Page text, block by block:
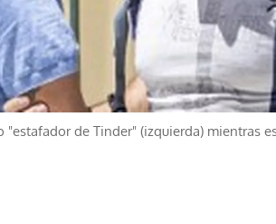
de Tinder" (izquierda) mientras